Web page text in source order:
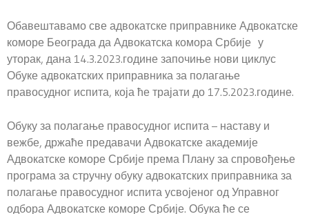
Обавештавамо све адвокатске приправнике Адвокатске
коморе Београда да Адвокатска комора Србије у
уторак, дана 14.3.2023.године започиње нови циклус
Обуке адвокатских приправника за полагање
правосудног испита, која ће трајати до 17.5.2023.године.
Обуку за полагање правосудног испита – наставу и
вежбе, држаће предавачи Адвокатске академије
Адвокатске коморе Србије према Плану за спровођење
програма за стручну обуку адвокатских приправника за
полагање правосудног испита усвојеног од Управног
одбора Адвокатске коморе Србије. Обука ће се